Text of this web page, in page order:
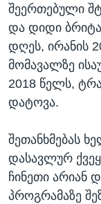
ᲒᲐᲚᲘᲚᲔᲝ
ᲓᲔᲖᲘᲜᲤᲝᲠᲛᲐᲪᲘᲐ
ენები
შეერთებული
და დიდი
დღეს, ირანის
მომავალზე
2018 წელს,
დატოვა.
შეთანხმებას
დასავლურ
ჩინეთი არიან
პროგრამაზე